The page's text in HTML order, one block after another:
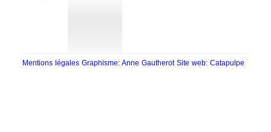
Mentions légalesGraphisme: Anne GautherotSite web: Catapulpe